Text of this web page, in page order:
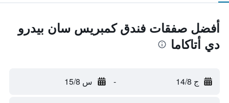
أفضل صفقات فندق كمبريس سان بيدرو
دي أتاكاما
ج 14/8 - س 15/8